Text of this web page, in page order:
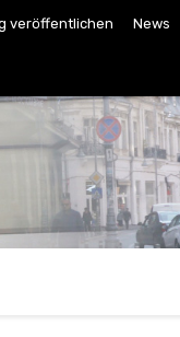
veröffentlichen News